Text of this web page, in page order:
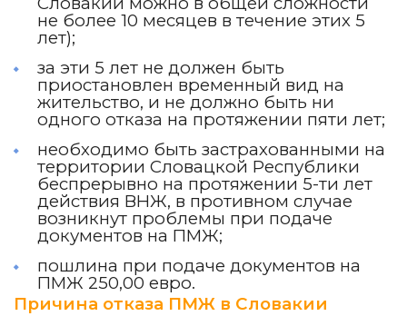
не более 10 месяцев в течение этих 5
лет);
за эти 5 лет не должен быть
приостановлен временный вид на
жительство, и не должно быть ни
одного отказа на протяжении пяти лет;
необходимо быть застрахованными на
территории Словацкой Республики
беспрерывно на протяжении 5-ти лет
действия ВНЖ, в противном случае
возникнут проблемы при подаче
документов на ПМЖ;
пошлина при подаче документов на
ПМЖ 250,00 евро.
Причина отказа ПМЖ в Словакии